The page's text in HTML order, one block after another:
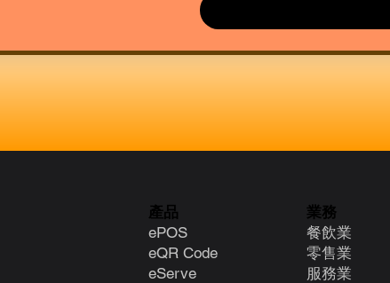
產品
ePOS
eQR Code
eServe
業務
餐飲業
零售業
服務業